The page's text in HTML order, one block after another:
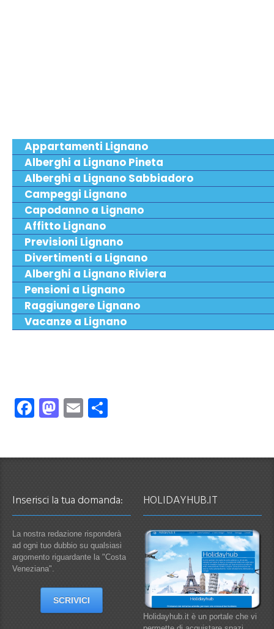
Appartamenti Lignano
Alberghi a Lignano Pineta
Alberghi a Lignano Sabbiadoro
Campeggi Lignano
Capodanno a Lignano
Affitto Lignano
Previsioni Lignano
Divertimenti a Lignano
Alberghi a Lignano Riviera
Pensioni a Lignano
Raggiungere Lignano
Vacanze a Lignano
Facebook
Mastodon
Email
Inserisci la tua domanda:
La nostra redazione risponderà
ad ogni tuo dubbio su qualsiasi
argomento riguardante la "Costa
Veneziana".
SCRIVICI
HOLIDAYHUB.IT
Holidayhub.it è un portale che vi